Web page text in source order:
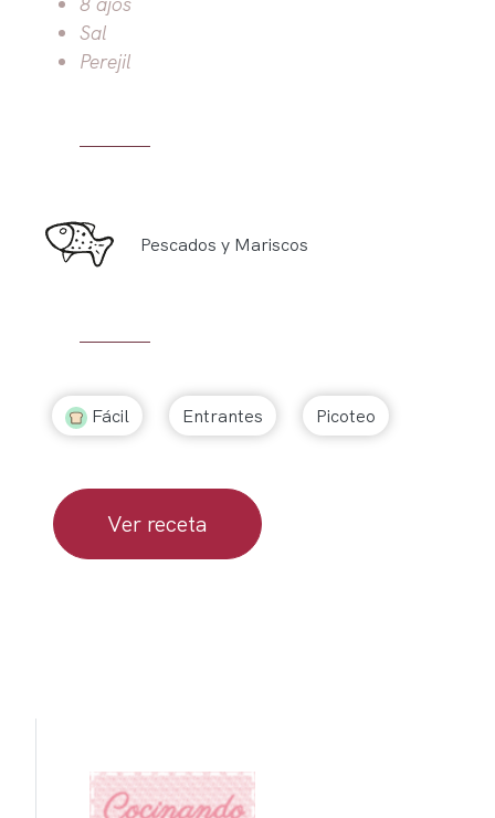
Sal
Perejil
Pescados y Mariscos
Fácil Entrantes Picoteo
Ver receta